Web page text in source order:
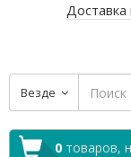
Везде
0 товаров,